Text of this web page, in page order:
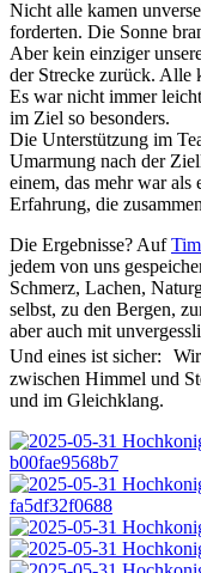
Nicht alle kamen
forderten. Die Sonne
Aber kein einziger
der Strecke zurück. Alle
Es war nicht immer
im Ziel so besonders.
Die Unterstützung im
Umarmung nach der
einem, das mehr war
Erfahrung, die
Die Ergebnisse? Auf
jedem von uns
Schmerz, Lachen,
selbst, zu den Bergen,
aber auch mit
Und eines ist sicher:
zwischen Himmel und
und im Gleichklang.